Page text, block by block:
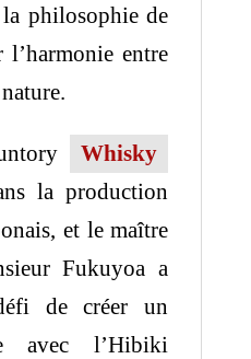
philosophie de
l’harmonie entre
Whisky
la production
et le maître
Fukuyoa a
de créer un
avec l’Hibiki